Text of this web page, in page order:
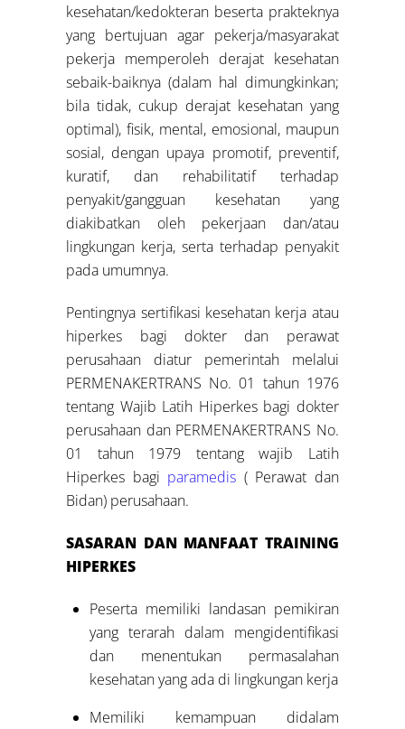
kesehatan/kedokteran beserta prakteknya
yang bertujuan agar pekerja/masyarakat
pekerja memperoleh derajat kesehatan
sebaik-baiknya (dalam hal dimungkinkan;
bila tidak, cukup derajat kesehatan yang
optimal), fisik, mental, emosional, maupun
sosial, dengan upaya promotif, preventif,
kuratif, dan rehabilitatif terhadap
penyakit/gangguan kesehatan yang
diakibatkan oleh pekerjaan dan/atau
lingkungan kerja, serta terhadap penyakit
pada umumnya.
Pentingnya sertifikasi kesehatan kerja atau
hiperkes bagi dokter dan perawat
perusahaan diatur pemerintah melalui
PERMENAKERTRANS No. 01 tahun 1976
tentang Wajib Latih Hiperkes bagi dokter
perusahaan dan PERMENAKERTRANS No.
01 tahun 1979 tentang wajib Latih
Hiperkes bagi paramedis ( Perawat dan
Bidan) perusahaan.
SASARAN DAN MANFAAT TRAINING
HIPERKES
Peserta memiliki landasan pemikiran
yang terarah dalam mengidentifikasi
dan menentukan permasalahan
kesehatan yang ada di lingkungan kerja
Memiliki kemampuan didalam